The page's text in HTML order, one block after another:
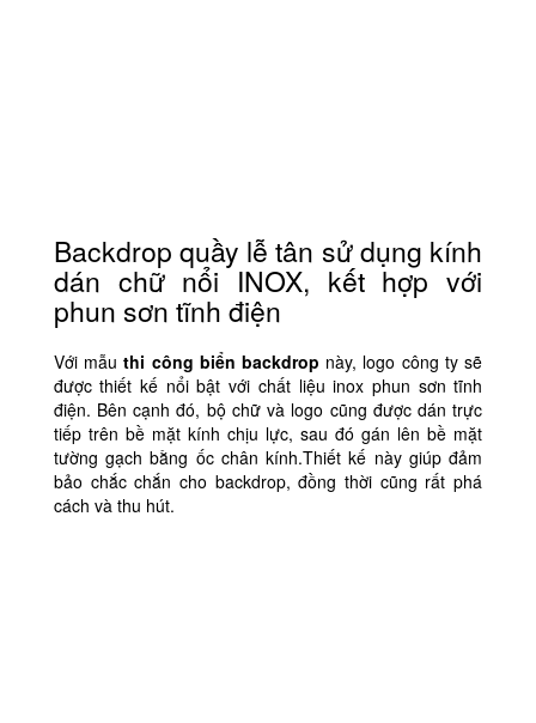
Backdrop quầy lễ tân sử dụng kính
dán chữ nổi INOX, kết hợp với
phun sơn tĩnh điện
Với mẫu thi công biển backdrop này, logo công ty sẽ
được thiết kế nổi bật với chất liệu inox phun sơn tĩnh
điện. Bên cạnh đó, bộ chữ và logo cũng được dán trực
tiếp trên bề mặt kính chịu lực, sau đó gán lên bề mặt
tường gạch bằng ốc chân kính.Thiết kế này giúp đảm
bảo chắc chắn cho backdrop, đồng thời cũng rất phá
cách và thu hút.